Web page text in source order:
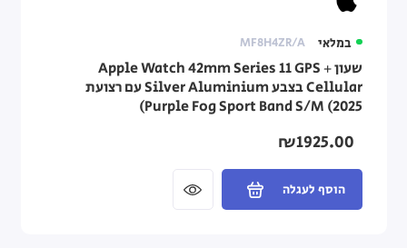
במלאי MF8H4ZR/A
שעון Apple Watch 42mm Series 11 GPS +
Cellular בצבע Silver Aluminium עם רצועת
Purple Fog Sport Band S/M (2025)
₪1925.00
הוסף לעגלה